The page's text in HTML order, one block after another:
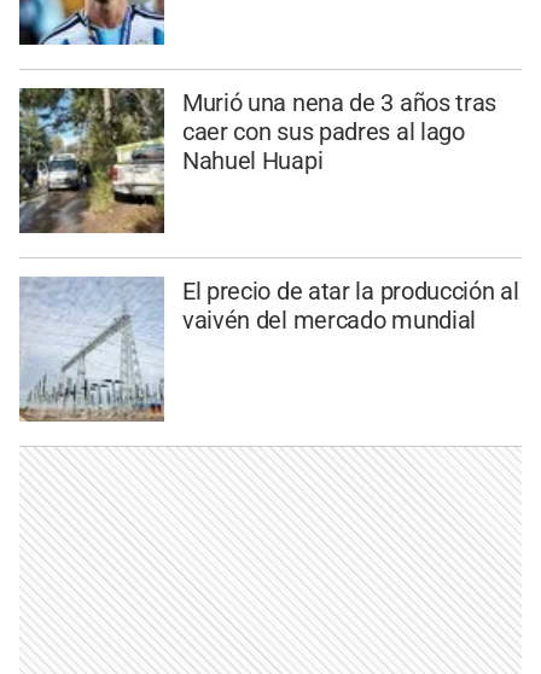
Murió una nena de 3 años tras
caer con sus padres al lago
Nahuel Huapi
El precio de atar la producción al
vaivén del mercado mundial